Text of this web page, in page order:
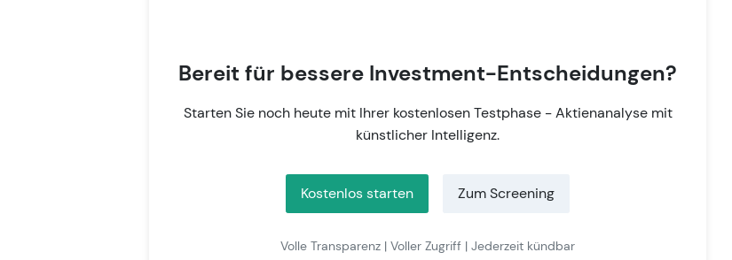
Bereit für bessere Investment-Entscheidungen?
Starten Sie noch heute mit Ihrer kostenlosen Testphase - Aktienanalyse mit
künstlicher Intelligenz.
Kostenlos starten Zum Screening
Volle Transparenz | Voller Zugriff | Jederzeit kündbar